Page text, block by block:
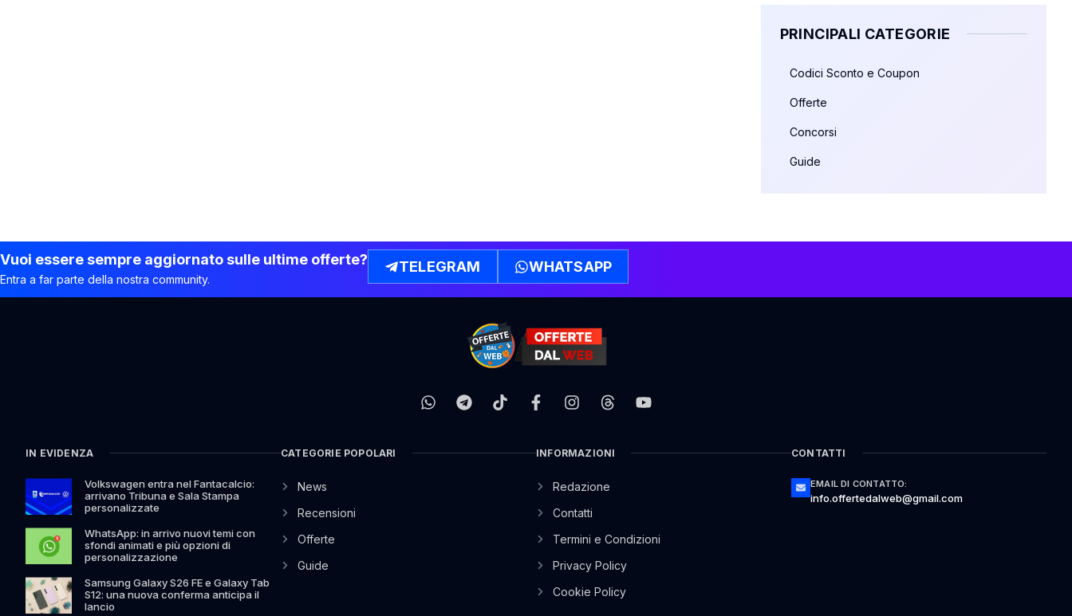
PRINCIPALI CATEGORIE
Codici Sconto e Coupon
Offerte
Concorsi
Guide
Vuoi essere sempre aggiornato sulle ultime offerte?
Entra a far parte della nostra community.
TELEGRAM WHATSAPP
IN EVIDENZA
Volkswagen entra nel Fantacalcio:
arrivano Tribuna e Sala Stampa
personalizzate
WhatsApp: in arrivo nuovi temi con
sfondi animati e più opzioni di
personalizzazione
Samsung Galaxy S26 FE e Galaxy Tab
S12: una nuova conferma anticipa il
lancio
CATEGORIE POPOLARI
News
Recensioni
Offerte
Guide
INFORMAZIONI
Redazione
Contatti
Termini e Condizioni
Privacy Policy
Cookie Policy
CONTATTI
EMAIL DI CONTATTO:
info.offertedalweb@gmail.com